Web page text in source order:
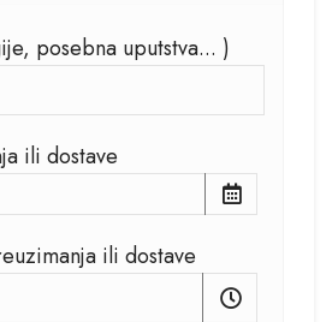
posebna uputstva... )
ili dostave
ili dostave